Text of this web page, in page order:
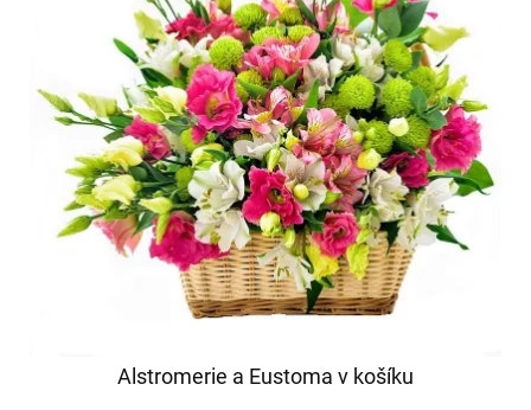
Alstromerie a Eustoma v košíku